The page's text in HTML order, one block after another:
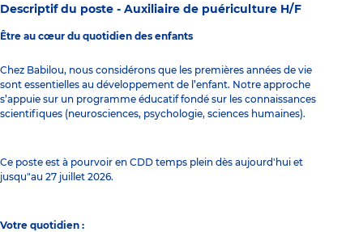
Descriptif du poste - Auxiliaire de puériculture H/F
Être au cœur du quotidien des enfants
Chez Babilou, nous considérons que les premières années de vie
sont essentielles au développement de l’enfant. Notre approche
s’appuie sur un programme éducatif fondé sur les connaissances
scientifiques (neurosciences, psychologie, sciences humaines).
Ce poste est à pourvoir en CDD temps plein dès aujourd'hui et
jusqu"au 27 juillet 2026.
Votre quotidien :